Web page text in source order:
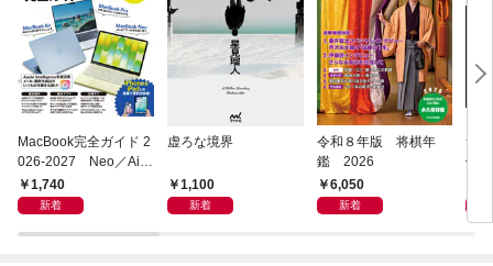
MacBook完全ガイド 2
026-2027 Neo／Air
／Pro対応
1,740
新着
虚ろな境界
1,100
新着
令和８年版 将棋年
鑑 2026
6,050
新着
つ
像